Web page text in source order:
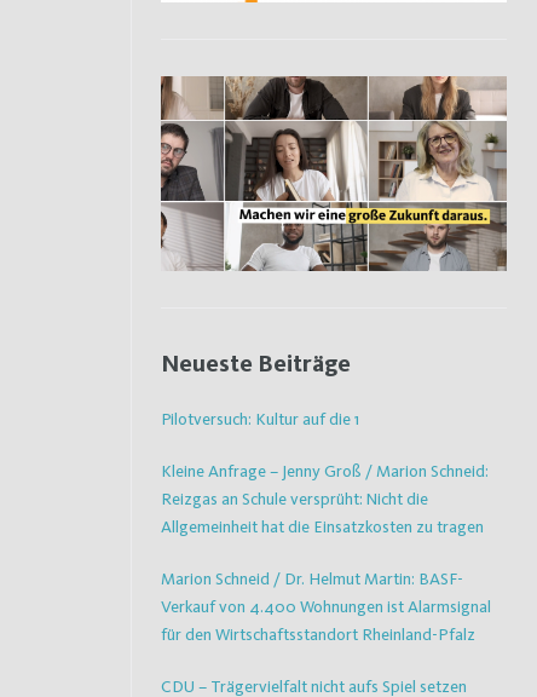
Neueste Beiträge
Pilotversuch: Kultur auf die 1
Kleine Anfrage – Jenny Groß / Marion Schneid:
Reizgas an Schule versprüht: Nicht die
Allgemeinheit hat die Einsatzkosten zu tragen
Marion Schneid / Dr. Helmut Martin: BASF-
Verkauf von 4.400 Wohnungen ist Alarmsignal
für den Wirtschaftsstandort Rheinland-Pfalz
CDU – Trägervielfalt nicht aufs Spiel setzen